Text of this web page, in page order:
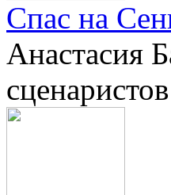
Спас на
Анастасия
сценаристов